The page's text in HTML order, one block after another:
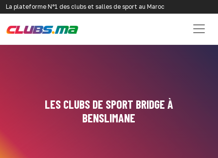
La plateforme N°1 des clubs et salles de sport au Maroc
LES CLUBS DE SPORT BRIDGE À
BENSLIMANE